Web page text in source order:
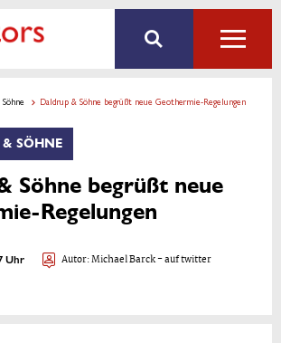
Daldrup & Söhne begrüßt neue Geothermie-Regelungen
SÖHNE
Söhne begrüßt neue
Regelungen
Uhr Autor:Michael Barck- auf twitter